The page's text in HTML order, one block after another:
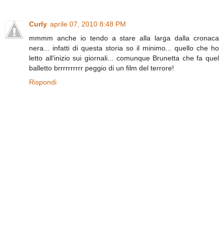
Curly aprile 07, 2010 8:48 PM
mmmm anche io tendo a stare alla larga dalla cronaca
nera... infatti di questa storia so il minimo... quello che ho
letto all'inizio sui giornali... comunque Brunetta che fa quel
balletto brrrrrrrrrr peggio di un film del terrore!
Rispondi